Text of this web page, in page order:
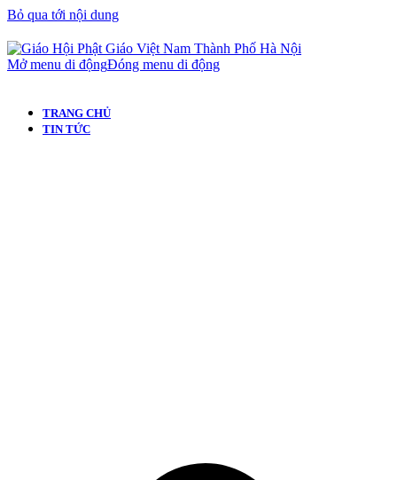
Bỏ qua tới nội dung
Mở menu di độngĐóng menu di động
TRANG CHỦ
TIN TỨC